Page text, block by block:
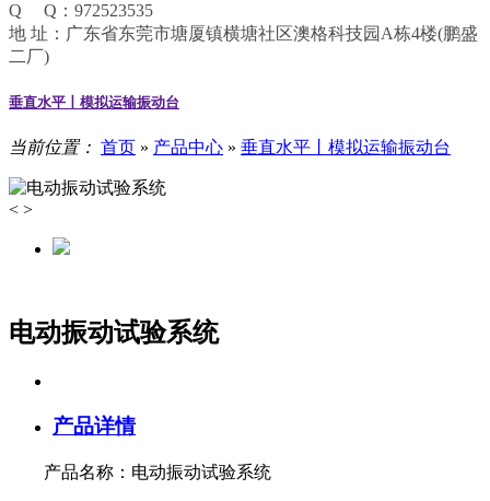
Q Q：972523535
地 址：广东省东莞市塘厦镇横塘社区澳格科技园A栋4楼(鹏盛
二厂)
垂直水平丨模拟运输振动台
当前位置： 首页 » 产品中心 » 垂直水平丨模拟运输振动台
< >
电动振动试验系统
产品详情
产品名称：电动振动试验系统